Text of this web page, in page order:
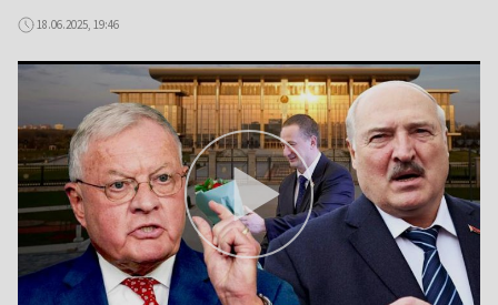
18.06.2025, 19:46